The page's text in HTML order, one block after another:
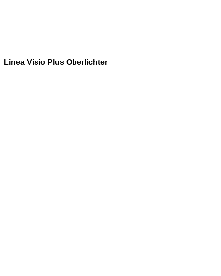
Linea Visio Plus Oberlichter